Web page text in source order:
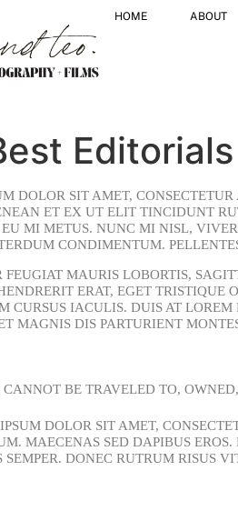
HOME ABOUT
Editorials
DOLOR SIT AMET,
ET EX UT ELIT TINCIDUNT
MI METUS. NUNC MI NISL,
CONDIMENTUM.
FEUGIAT MAURIS LOBORTIS,
ERAT, EGET
CURSUS IACULIS. DUIS AT
MAGNIS DIS PARTURIENT
CANNOT BE TRAVELED TO,
DOLOR SIT AMET,
MAECENAS SED DAPIBUS
SEMPER. DONEC RUTRUM RISUS